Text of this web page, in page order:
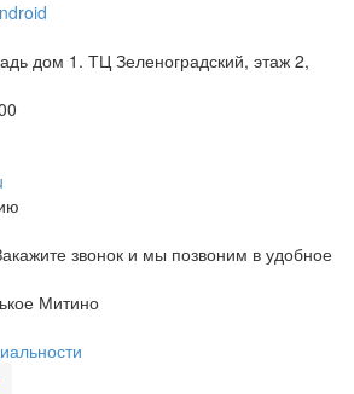
дом 1. ТЦ Зеленоградский, этаж 2,
звонок и мы позвоним в удобное
Митино